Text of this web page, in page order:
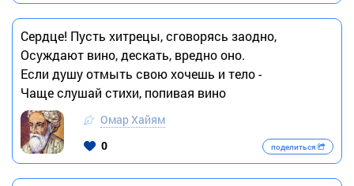
Сердце! Пусть хитрецы, сговорясь заодно,
Осуждают вино, дескать, вредно оно.
Если душу отмыть свою хочешь и тело -
Чаще слушай стихи, попивая вино
Омар Хайям
0
поделиться